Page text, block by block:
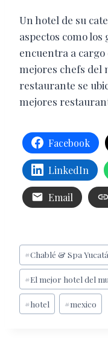
Un hotel de su
aspectos como los
encuentra a cargo
mejores chefs del
restaurante se
mejores
Facebook
LinkedIn
Email
Etiquetas
de
la
entrada:
#Chablé & Spa
#El mejor hotel del
#hotel #mexico